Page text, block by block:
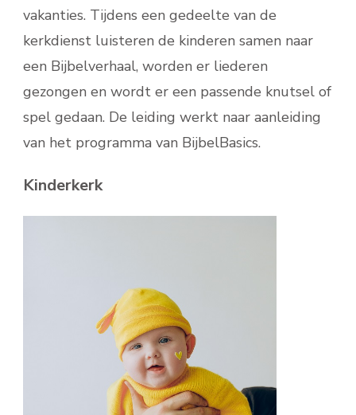
vakanties. Tijdens een gedeelte van de
kerkdienst luisteren de kinderen samen naar
een Bijbelverhaal, worden er liederen
gezongen en wordt er een passende knutsel of
spel gedaan. De leiding werkt naar aanleiding
van het programma van BijbelBasics.
Kinderkerk